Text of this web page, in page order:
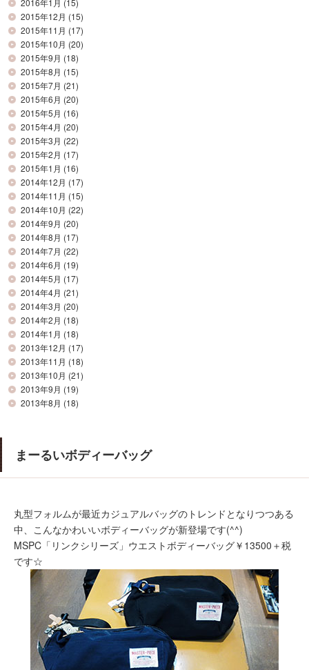
2015年12月 (15)
2015年11月 (17)
2015年10月 (20)
2015年9月 (18)
2015年8月 (15)
2015年7月 (21)
2015年6月 (20)
2015年5月 (16)
2015年4月 (20)
2015年3月 (22)
2015年2月 (17)
2015年1月 (16)
2014年12月 (17)
2014年11月 (15)
2014年10月 (22)
2014年9月 (20)
2014年8月 (17)
2014年7月 (22)
2014年6月 (19)
2014年5月 (17)
2014年4月 (21)
2014年3月 (20)
2014年2月 (18)
2014年1月 (18)
2013年12月 (17)
2013年11月 (18)
2013年10月 (21)
2013年9月 (19)
2013年8月 (18)
まーるいボディーバッグ
丸型フォルムが最近カジュアルバッグのトレンドとなりつつある
中、こんなかわいいボディーバッグが新登場です(^^)
MSPC「リンクシリーズ」ウエストボディーバッグ￥13500＋税
です☆